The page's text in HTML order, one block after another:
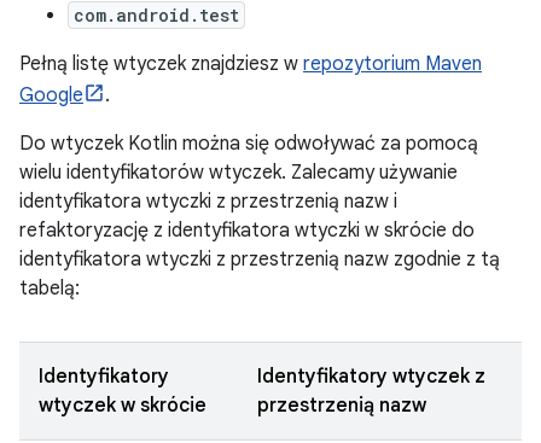
com.android.test
Pełną listę wtyczek znajdziesz w repozytorium Maven
Google
.
Do wtyczek Kotlin można się odwoływać za pomocą
wielu identyfikatorów wtyczek. Zalecamy używanie
identyfikatora wtyczki z przestrzenią nazw i
refaktoryzację z identyfikatora wtyczki w skrócie do
identyfikatora wtyczki z przestrzenią nazw zgodnie z tą
tabelą:
Identyfikatory
wtyczek w skrócie
Identyfikatory wtyczek z
przestrzenią nazw